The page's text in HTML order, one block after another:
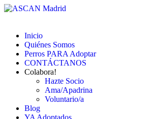
Inicio
Quiénes Somos
Perros PARA Adoptar
CONTÁCTANOS
Colabora!
Hazte Socio
Ama/Apadrina
Voluntario/a
Blog
YA Adoptados